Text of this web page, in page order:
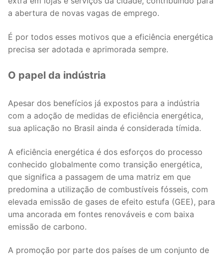
a abertura de novas vagas de emprego.
É por todos esses motivos que a eficiência energética
precisa ser adotada e aprimorada sempre.
O papel da indústria
Apesar dos benefícios já expostos para a indústria
com a adoção de medidas de eficiência energética,
sua aplicação no Brasil ainda é considerada tímida.
A eficiência energética é dos esforços do processo
conhecido globalmente como transição energética,
que significa a passagem de uma matriz em que
predomina a utilização de combustíveis fósseis, com
elevada emissão de gases de efeito estufa (GEE), para
uma ancorada em fontes renováveis e com baixa
emissão de carbono.
A promoção por parte dos países de um conjunto de